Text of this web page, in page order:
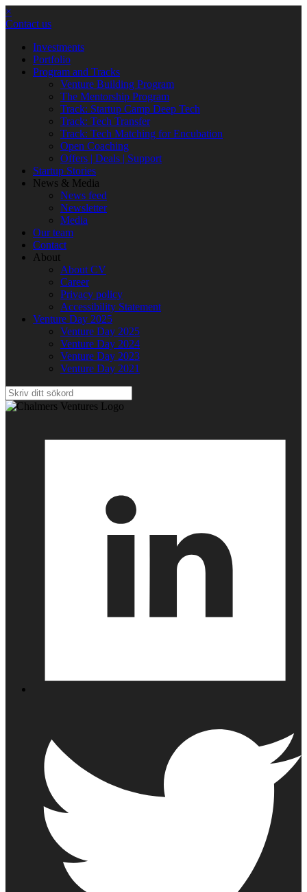
×
Contact us
Investments
Portfolio
Program and Tracks
Venture Building Program
The Mentorship Program
Track: Startup Camp Deep Tech
Track: Tech Transfer
Track: Tech Matching for Encubation
Open Coaching
Offers | Deals | Support
Startup Stories
News & Media
News feed
Newsletter
Media
Our team
Contact
About
About CV
Career
Privacy policy
Accessibility Statement
Venture Day 2025
Venture Day 2025
Venture Day 2024
Venture Day 2023
Venture Day 2021